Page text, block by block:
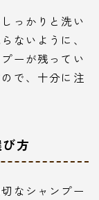
っかりと洗い
ないように、
ーが残ってい
で、十分に注
方
なシャンプー